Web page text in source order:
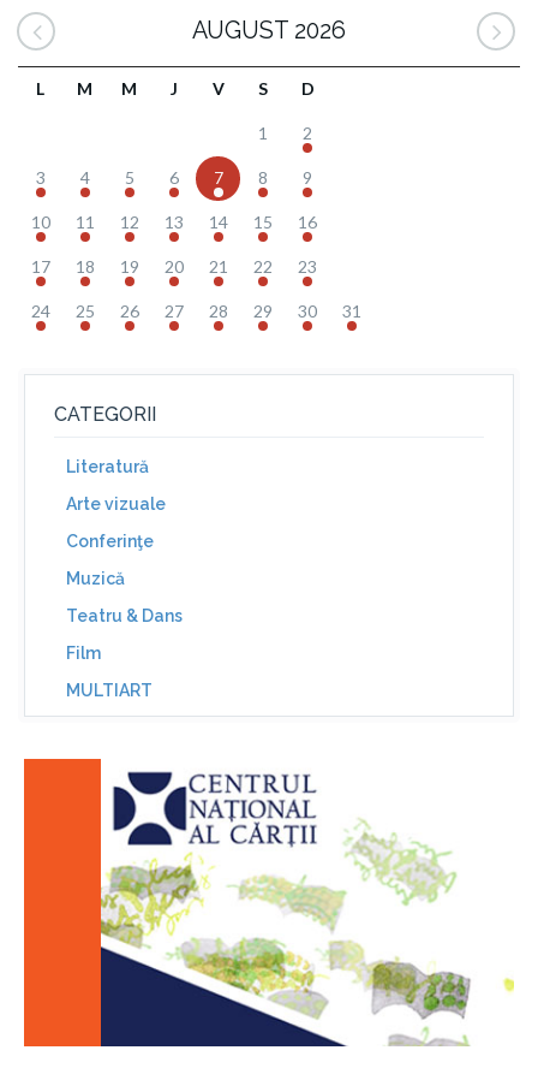
AUGUST 2026
L M M J V S D
1 2
3 4 5 6 7 8 9
10 11 12 13 14 15 16
17 18 19 20 21 22 23
24 25 26 27 28 29 30 31
CATEGORII
Literatură
Arte vizuale
Conferinţe
Muzică
Teatru & Dans
Film
MULTIART